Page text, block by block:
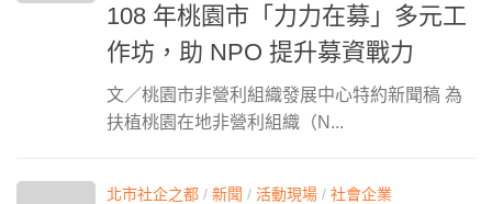
108 年桃園市「力力在募」多元工
作坊，助 NPO 提升募資戰力
文／桃園市非營利組織發展中心特約新聞稿 為
扶植桃園在地非營利組織（N...
北市社企之都 / 新聞 / 活動現場 / 社會企業